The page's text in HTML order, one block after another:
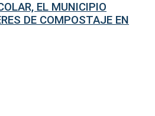
EL MUNICIPIO
DE COMPOSTAJE EN